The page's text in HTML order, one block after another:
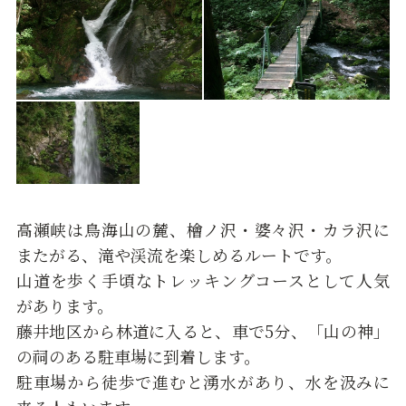
高瀬峡は鳥海山の麓、檜ノ沢・婆々沢・カラ沢に
またがる、滝や渓流を楽しめるルートです。
山道を歩く手頃なトレッキングコースとして人気
があります。
藤井地区から林道に入ると、車で5分、「山の神」
の祠のある駐車場に到着します。
駐車場から徒歩で進むと湧水があり、水を汲みに